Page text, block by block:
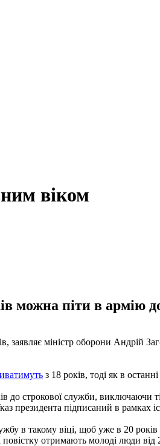
віком
можна піти в армію
заявляє міністр оборони Андрій
з 18 років, тоді як в
до строкової служби, виключаючи
президента підписаний в рамках
в такому віці, щоб уже в 20
отримають молоді люди